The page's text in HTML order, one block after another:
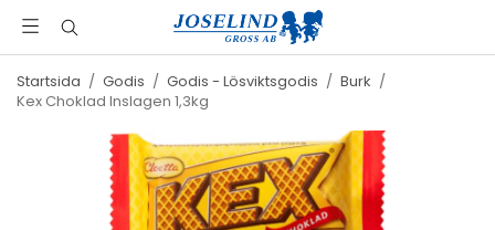
Startsida / Godis / Godis - Lösviktsgodis / Burk /
Kex Choklad Inslagen 1,3kg